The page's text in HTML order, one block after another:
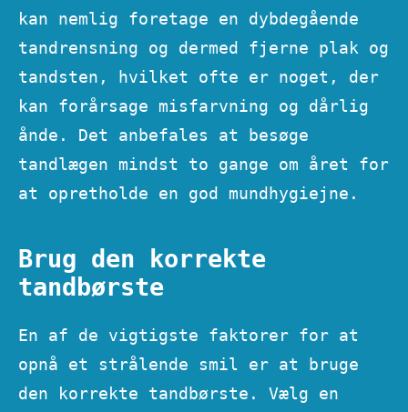
kan nemlig foretage en dybdegående
tandrensning og dermed fjerne plak og
tandsten, hvilket ofte er noget, der
kan forårsage misfarvning og dårlig
ånde. Det anbefales at besøge
tandlægen mindst to gange om året for
at opretholde en god mundhygiejne.
Brug den korrekte
tandbørste
En af de vigtigste faktorer for at
opnå et strålende smil er at bruge
den korrekte tandbørste. Vælg en